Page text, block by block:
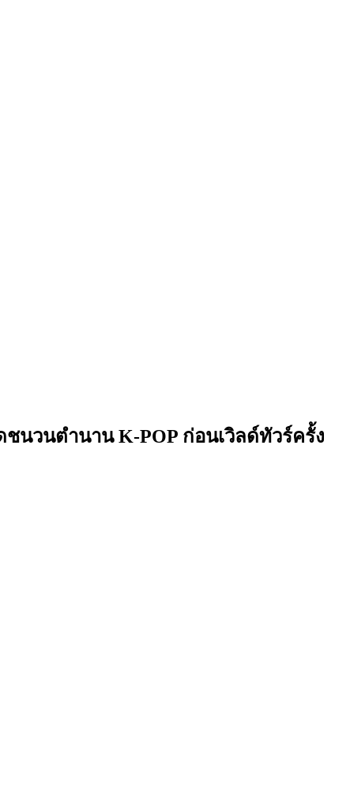
นวนตำนาน K-POP ก่อนเวิลด์ทัวร์ครั้ง